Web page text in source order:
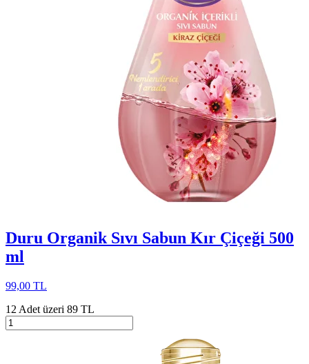
Duru Organik Sıvı Sabun Kır Çiçeği 500
ml
99,00 TL
12 Adet üzeri 89 TL